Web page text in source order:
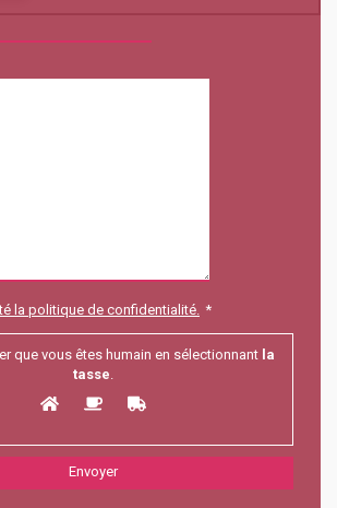
la politique de confidentialité. *
que vous êtes humain en sélectionnant la
tasse.